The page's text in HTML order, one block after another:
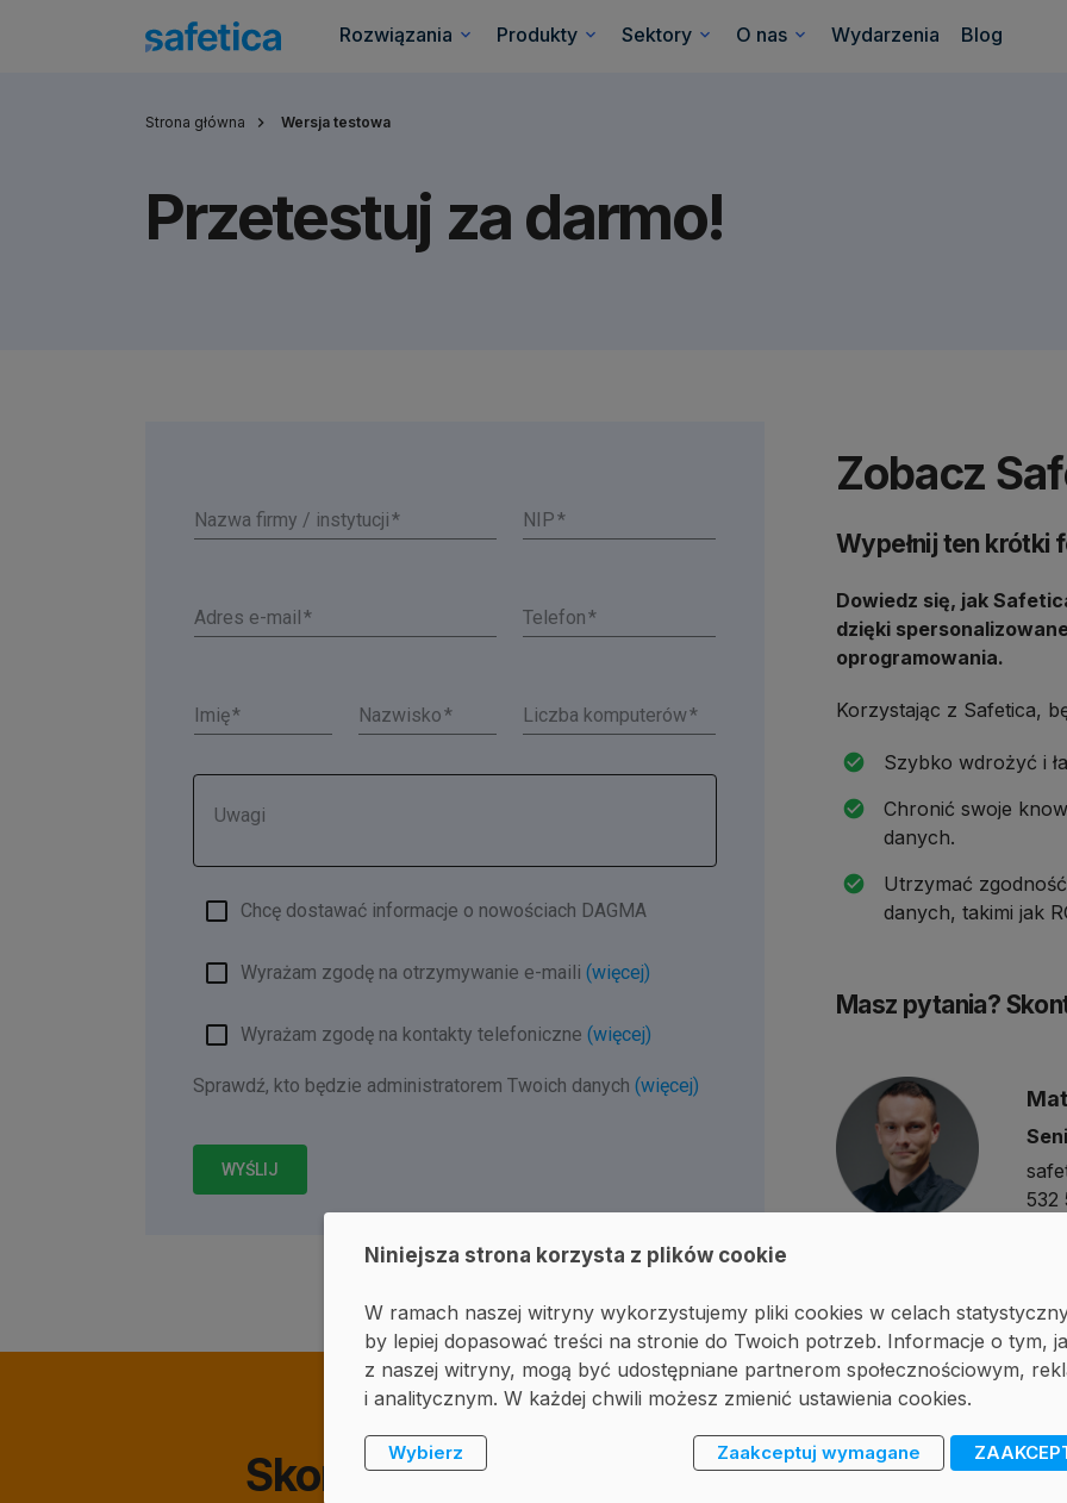
Rozwiązania Produkty Sektory O nas Wydarzenia Blog
Strona główna Wersja testowa
Przetestuj za darmo!
Nazwa firmy / instytucji NIP
Adres e-mail Telefon
Imię Nazwisko Liczba komputerów
Uwagi
Chcę dostawać informacje o nowościach DAGMA
Wyrażam zgodę na otrzymywanie e-maili (więcej)
Wyrażam zgodę na kontakty telefoniczne (więcej)
Sprawdź, kto będzie administratorem Twoich danych (więcej)
WYŚLIJ
Zobacz
Wypełnij ten krótki
Dowiedz się, jak
dzięki
oprogramowania.
Korzystając z Safetica,
Szybko wdrożyć i
Chronić swoje
danych.
Utrzymać
danych, takimi jak
Masz pytania?
532
Skontaktuj się lub umów bezpłatne
Niniejsza strona korzysta z plików cookie
W ramach naszej witryny wykorzystujemy pliki cookies w celach
by lepiej dopasować treści na stronie do Twoich potrzeb. Informacje o tym,
z naszej witryny, mogą być udostępniane partnerom społecznościowym,
i analitycznym. W każdej chwili możesz zmienić ustawienia cookies.
Wybierz Zaakceptuj wymagane